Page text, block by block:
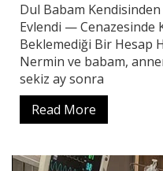
Dul Babam Kendisinden
Evlendi — Cenazesinde
Beklemediği Bir Hesap
Nermin ve babam,
sekiz ay sonra
Read More